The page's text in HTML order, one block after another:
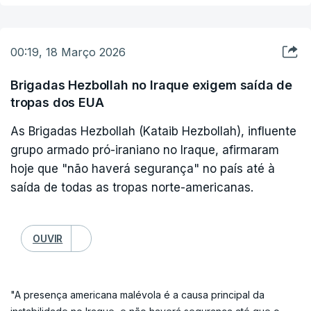
esforço para a reabertura do Estreito de Ormuz.
O Estreito de Ormuz, uma das passagens marítimas mais
estratégicas do mundo, está temporariamente fechado pelo
Irão desde 15 de março devido às tensões militares em curso.
00:19, 18 Março 2026
Brigadas Hezbollah no Iraque exigem saída de
tropas dos EUA
As Brigadas Hezbollah (Kataib Hezbollah), influente
grupo armado pró-iraniano no Iraque, afirmaram
hoje que "não haverá segurança" no país até à
saída de todas as tropas norte-americanas.
OUVIR
"A presença americana malévola é a causa principal da